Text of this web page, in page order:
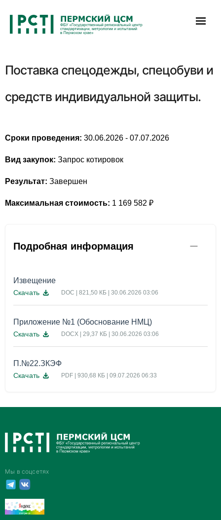
содержимому
Поставка спецодежды, спецобуви и
средств индивидуальной защиты.
Сроки проведения: 30.06.2026 - 07.07.2026
Вид закупок: Запрос котировок
Результат: Завершен
Максимальная стоимость: 1 169 582 ₽
Подробная информация
Извещение
Скачать DOC | 821,50 КБ | 30.06.2026 03:06
Приложение №1 (Обоснование НМЦ)
Скачать DOCX | 29,37 КБ | 30.06.2026 03:06
П.№22.ЗКЭФ
Скачать PDF | 930,68 КБ | 09.07.2026 06:33
Мы в соцсетях